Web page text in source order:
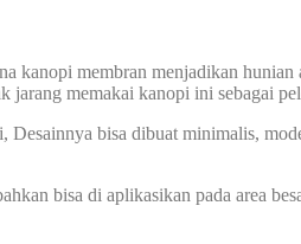
kanopi membran menjadikan hunian
jarang memakai kanopi ini sebagai
bisa dibuat minimalis,
bisa di aplikasikan pada area